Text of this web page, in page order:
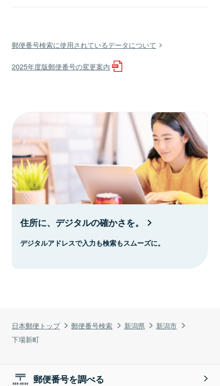
日本郵便トップ 郵便番号検索 新潟県
新潟市
下場新町
郵便番号検索に使用されているデータについて
2025年度版郵便番号の変更案内
住所に、デジタルの確かさを。
デジタルアドレスで入力も検索もスムーズに。
郵便番号を調べる